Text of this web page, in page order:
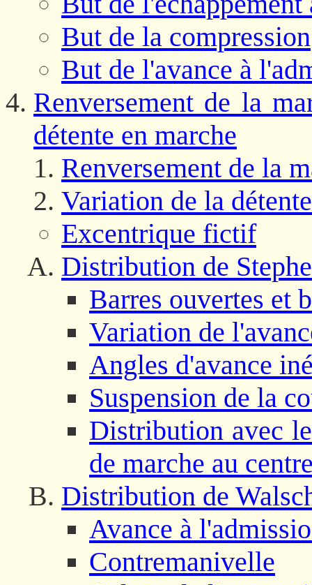
But de la compression
But de l'avance à
Renversement de la
détente en marche
Renversement de la
Variation de la détente
Excentrique fictif
Distribution de
Barres ouvertes et
Variation de
Angles d'avance
Suspension de la
Distribution avec
de marche au
Distribution de
Avance à
Contremanivelle